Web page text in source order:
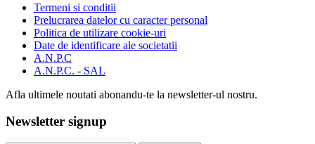
Termeni si conditii
Prelucrarea datelor cu caracter personal
Politica de utilizare cookie-uri
Date de identificare ale societatii
A.N.P.C
A.N.P.C. - SAL
Afla ultimele noutati abonandu-te la newsletter-ul nostru.
Newsletter signup